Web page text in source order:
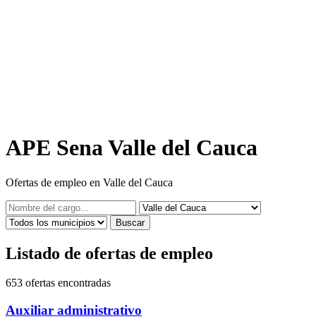
APE Sena Valle del Cauca
Ofertas de empleo en Valle del Cauca
Buscar
Listado de ofertas de empleo
653 ofertas encontradas
Auxiliar administrativo